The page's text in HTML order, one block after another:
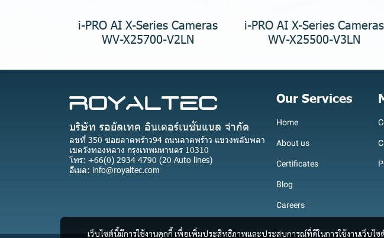
i-PRO AI X-Series Cameras
WV-X25700-V2LN
i-PRO AI X-Series Cameras
WV-X25500-V3LN
เว็บไซต์นี้มีการใช้งานคุกกี้ เพื่อเพิ่มประสิทธิภาพและประสบการณ์ที่ดีในการใช้งานเว็บไ
บริษัท รอยัลเทค อินเตอร์เนชั่นแนล จำกัด
ลขที่ 350 ซอยลาดพร้าว94 ถนนลาดพร้าว แขวงพลับพลา
เขตวังทองหลาง กรุงเทพมหานคร 10310
โทร: +66(0) 2934 4790 (20 Auto lines)
อีเมล: info@royaltec.com
Our Services
Home
About us
Certificates
Blog
Careers